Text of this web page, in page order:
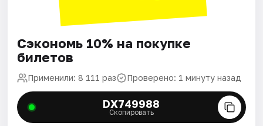
Сэкономь 10% на покупке
билетов
Применили: 8 111 раз Проверено: 1 минуту назад
DX749988
Скопировать